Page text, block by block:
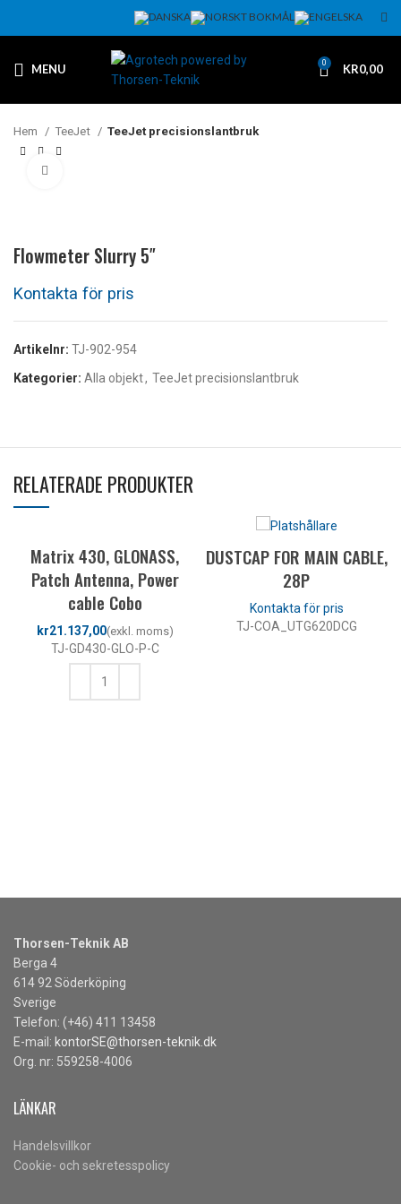
MENU 0 KR0,00
Hem TeeJet TeeJet precisionslantbruk
Flowmeter Slurry 5″
Artikelnr: TJ-902-954
Kategorier: Alla objekt, TeeJet precisionslantbruk
RELATERADE PRODUKTER
Matrix 430, GLONASS,
Patch Antenna, Power
cable Cobo
kr
TJ-GD430-GLO-P-C
DUSTCAP FOR MAIN CABLE,
28P
TJ-COA_UTG620DCG
Thorsen-Teknik AB
Berga 4
614 92 Söderköping
Sverige
Telefon: (+46) 411 13458
E-mail: kontorSE@thorsen-teknik.dk
Org. nr: 559258-4006
LÄNKAR
Handelsvillkor
Cookie- och sekretesspolicy